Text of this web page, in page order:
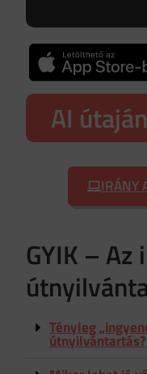
AI
IRÁNY
GYIK – Az
Tényleg
útnyilvántartás?